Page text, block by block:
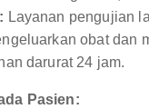
Layanan pengujian
obat dan
darurat 24 jam.
Pasien: